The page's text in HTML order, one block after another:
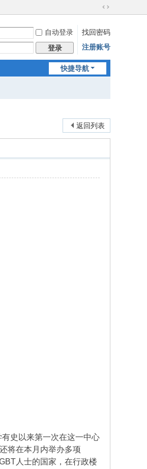
切
到
宽
版
自动登录
找回密码
登录 注册账号
快捷导航
返回列表
史以来第一次在这一中心
将在本月内举办多项
人士的国家，在行政楼